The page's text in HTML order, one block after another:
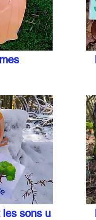
les sons u